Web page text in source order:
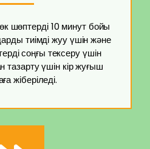
шөптерді 10 минут бойы
тиімді жуу үшін және
соңғы тексеру үшін
тазарту үшін кір жуғыш
жіберіледі.